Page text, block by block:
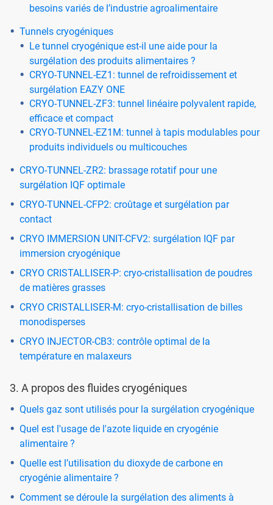
besoins variés de l’industrie agroalimentaire
Tunnels cryogéniques
Le tunnel cryogénique est-il une aide pour la
surgélation des produits alimentaires ?
CRYO-TUNNEL-EZ1: tunnel de refroidissement et
surgélation EAZY ONE
CRYO-TUNNEL-ZF3: tunnel linéaire polyvalent rapide,
efficace et compact
CRYO-TUNNEL-EZ1M: tunnel à tapis modulables pour
produits individuels ou multicouches
CRYO-TUNNEL-ZR2: brassage rotatif pour une
surgélation IQF optimale
CRYO-TUNNEL-CFP2: croûtage et surgélation par
contact
CRYO IMMERSION UNIT-CFV2: surgélation IQF par
immersion cryogénique
CRYO CRISTALLISER-P: cryo-cristallisation de poudres
de matières grasses
CRYO CRISTALLISER-M: cryo-cristallisation de billes
monodisperses
CRYO INJECTOR-CB3: contrôle optimal de la
température en malaxeurs
3. A propos des fluides cryogéniques
Quels gaz sont utilisés pour la surgélation cryogénique
Quel est l'usage de l'azote liquide en cryogénie
alimentaire ?
Quelle est l’utilisation du dioxyde de carbone en
cryogénie alimentaire ?
Comment se déroule la surgélation des aliments à